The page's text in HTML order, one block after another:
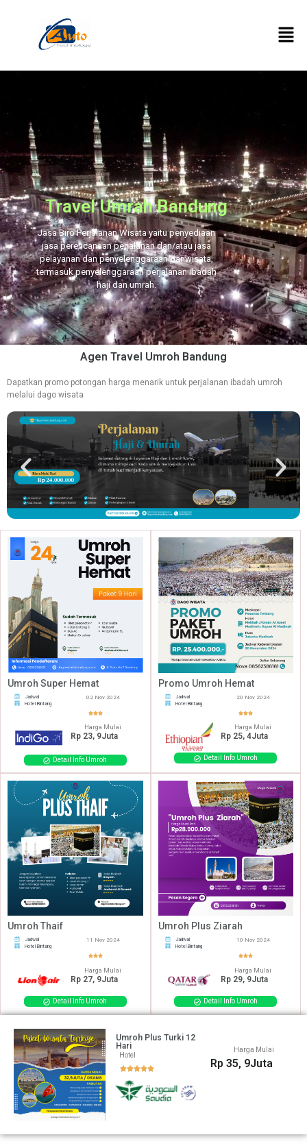
Travel Umrah Bandung
Jasa Biro Perjalanan Wisata yaitu penyediaan
jasa perencanaan perjalanan dan/atau jasa
pelayanan dan penyelenggaraan pariwisata,
termasuk penyelenggaraan perjalanan ibadah
haji dan umrah.
Agen Travel Umroh Bandung
Dapatkan promo potongan harga menarik untuk perjalanan ibadah umroh
melalui dago wisata
Umroh Super Hemat
Jadwal
Hotel Bintang
02 Nov 2024
Harga Mulai
Rp 23, 9Juta
Detail Info Umroh
Promo Umroh Hemat
Jadwal
Hotel Bintang
20 Nov 2024
Harga Mulai
Rp 25, 4Juta
Detail Info Umroh
Umroh Thaif
Jadwal
Hotel Bintang
11 Nov 2024
Harga Mulai
Rp 27, 9Juta
Detail Info Umroh
Umroh Plus Ziarah
Jadwal
Hotel Bintang
10 Nov 2024
Harga Mulai
Rp 29, 9Juta
Detail Info Umroh
Umroh Plus Turki 12
Hari
Hotel
Harga Mulai
Rp 35, 9Juta